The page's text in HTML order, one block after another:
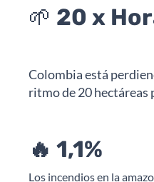
🌱 20 x
Colombia está
ritmo de 20 hectáreas
🔥️ 1,1%
Los incendios en la